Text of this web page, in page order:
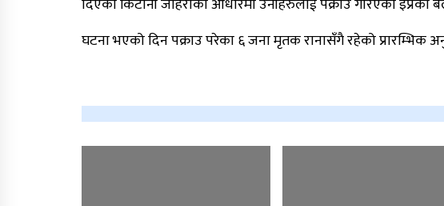
घटना भएको दिन पक्राउ परेका ६ जना मृतक रानासँगै रहेको प्रारम्भिक